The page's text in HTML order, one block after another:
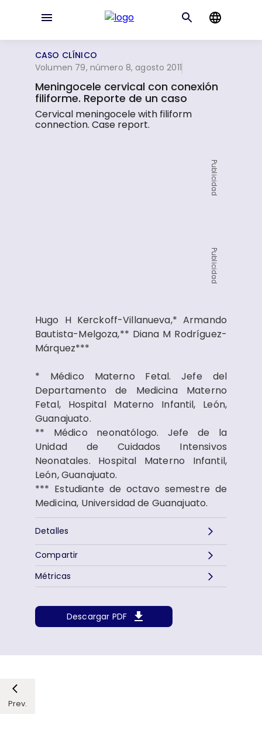
CASO CLÍNICO
Volumen 79, número 8, agosto 2011
Meningocele cervical con conexión
filiforme. Reporte de un caso
Cervical meningocele with filiform
connection. Case report.
Publicidad
Publicidad
Hugo H Kerckoff-Villanueva,* Armando
Bautista-Melgoza,** Diana M Rodríguez-
Márquez***
* Médico Materno Fetal. Jefe del
Departamento de Medicina Materno
Fetal, Hospital Materno Infantil, León,
Guanajuato.
** Médico neonatólogo. Jefe de la
Unidad de Cuidados Intensivos
Neonatales. Hospital Materno Infantil,
León, Guanajuato.
*** Estudiante de octavo semestre de
Medicina, Universidad de Guanajuato.
Detalles
Descargar PDF
Métricas
Compartir
Prev.